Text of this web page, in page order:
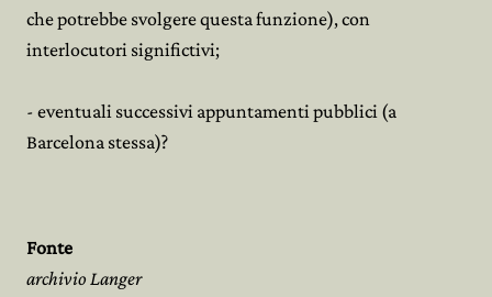
che potrebbe svolgere questa funzione), con
interlocutori significtivi;
- eventuali successivi appuntamenti pubblici (a
Barcelona stessa)?
Fonte
archivio Langer